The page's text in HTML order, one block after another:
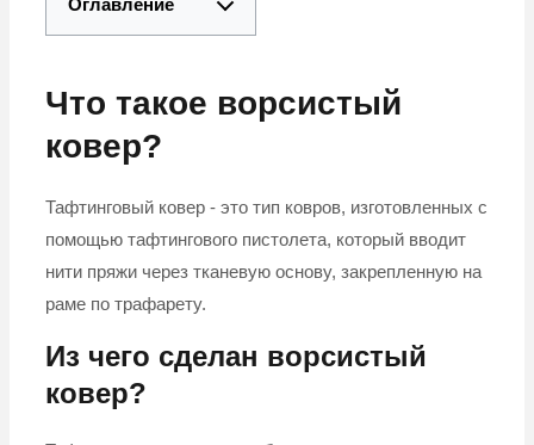
Оглавление
Что такое ворсистый
ковер?
Тафтинговый ковер - это тип ковров, изготовленных с
помощью тафтингового пистолета, который вводит
нити пряжи через тканевую основу, закрепленную на
раме по трафарету.
Из чего сделан ворсистый
ковер?